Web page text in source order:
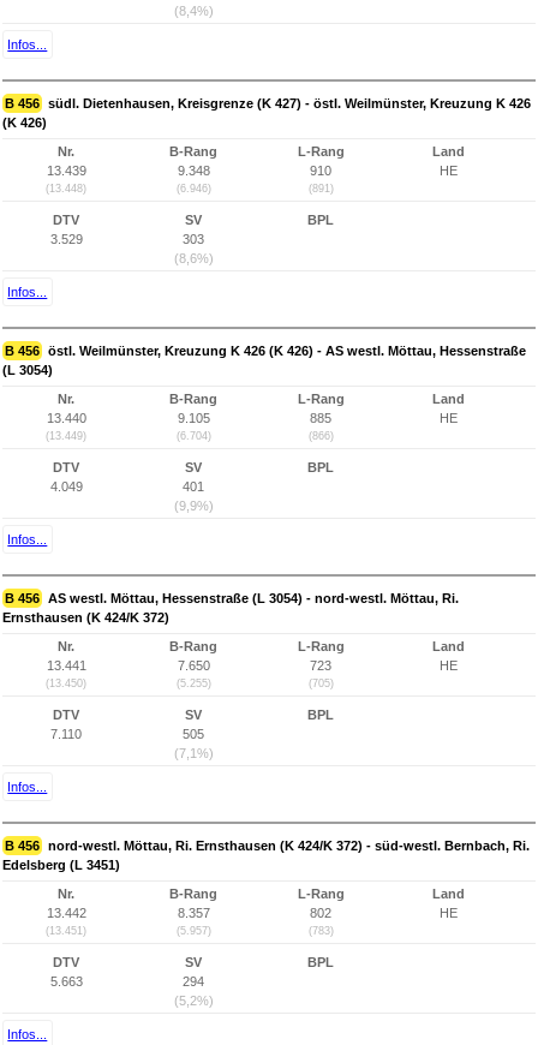
(8,4%)
Infos...
B 456 südl. Dietenhausen, Kreisgrenze (K 427) - östl. Weilmünster, Kreuzung K 426
(K 426)
Nr.
13.439
(13.448)
B-Rang
9.348
(6.946)
L-Rang
910
(891)
Land
HE
DTV
3.529
SV
303
(8,6%)
BPL
Infos...
B 456 östl. Weilmünster, Kreuzung K 426 (K 426) - AS westl. Möttau, Hessenstraße
(L 3054)
Nr.
13.440
(13.449)
B-Rang
9.105
(6.704)
L-Rang
885
(866)
Land
HE
DTV
4.049
SV
401
(9,9%)
BPL
Infos...
B 456 AS westl. Möttau, Hessenstraße (L 3054) - nord-westl. Möttau, Ri.
Ernsthausen (K 424/K 372)
Nr.
13.441
(13.450)
B-Rang
7.650
(5.255)
L-Rang
723
(705)
Land
HE
DTV
7.110
SV
505
(7,1%)
BPL
Infos...
B 456 nord-westl. Möttau, Ri. Ernsthausen (K 424/K 372) - süd-westl. Bernbach, Ri.
Edelsberg (L 3451)
Nr.
13.442
(13.451)
B-Rang
8.357
(5.957)
L-Rang
802
(783)
Land
HE
DTV
5.663
SV
294
(5,2%)
BPL
Infos...